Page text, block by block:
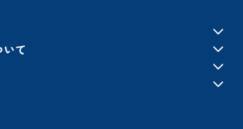
て